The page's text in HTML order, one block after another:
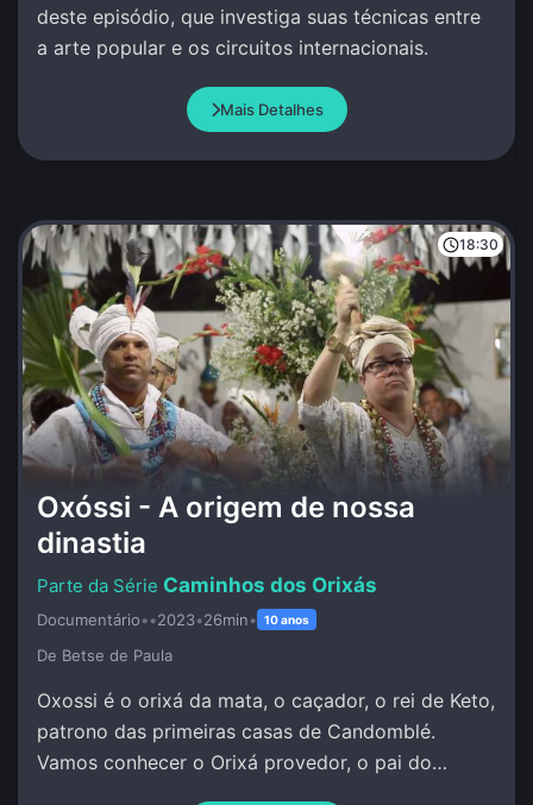
deste episódio, que investiga suas técnicas entre
a arte popular e os circuitos internacionais.
Mais Detalhes
18:30
Oxóssi - A origem de nossa
dinastia
Caminhos dos Orixás
Documentário••2023•26min• 10 anos
De Betse de Paula
Oxossi é o orixá da mata, o caçador, o rei de Keto,
patrono das primeiras casas de Candomblé.
Vamos conhecer o Orixá provedor, o pai do